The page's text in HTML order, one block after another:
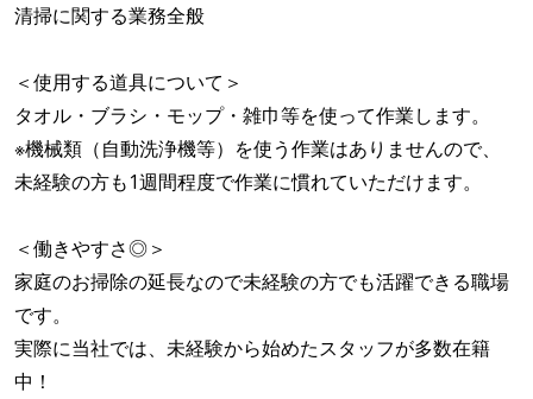
清掃に関する業務全般
＜使用する道具について＞
タオル・ブラシ・モップ・雑巾等を使って作業します。
※機械類（自動洗浄機等）を使う作業はありませんので、
未経験の方も1週間程度で作業に慣れていただけます。
＜働きやすさ◎＞
家庭のお掃除の延長なので未経験の方でも活躍できる職場
です。
実際に当社では、未経験から始めたスタッフが多数在籍
中！